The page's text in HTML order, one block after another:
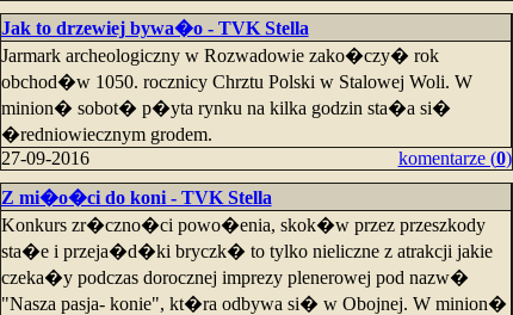
Jak to drzewiej bywa�o - TVK Stella
Jarmark archeologiczny w Rozwadowie zako�czy� rok
obchod�w 1050. rocznicy Chrztu Polski w Stalowej Woli. W
minion� sobot� p�yta rynku na kilka godzin sta�a si�
�redniowiecznym grodem.
27-09-2016
komentarze (0)
Z mi�o�ci do koni - TVK Stella
Konkurs zr�czno�ci powo�enia, skok�w przez przeszkody
sta�e i przeja�d�ki bryczk� to tylko nieliczne z atrakcji jakie
czeka�y podczas dorocznej imprezy plenerowej pod nazw�
"Nasza pasja- konie", kt�ra odbywa si� w Obojnej. W minion�